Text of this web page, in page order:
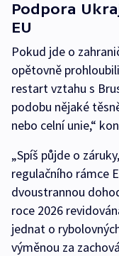
Podpora
EU
Pokud jde o
opětovně
restart vztahu s
podobu nějaké
nebo celní unie,“
„Spíš půjde o
regulačního rámce
dvoustrannou
roce 2026
jednat o
výměnou za